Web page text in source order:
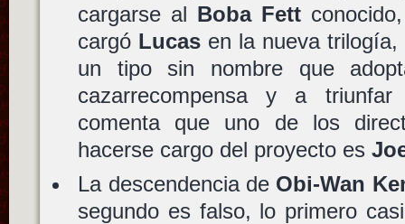
cargarse al Boba Fett
cargó Lucas en la nueva
un tipo sin nombre que
cazarrecompensa y a
comenta que uno de los
hacerse cargo del proyecto es
La descendencia de Obi-Wan
segundo es falso, lo primero